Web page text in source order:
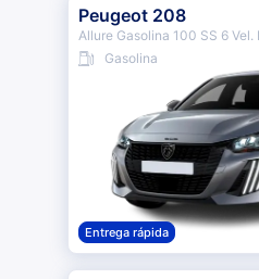
Peugeot 208
Allure Gasolina 100 SS 6 Vel.
Gasolina
Entrega rápida